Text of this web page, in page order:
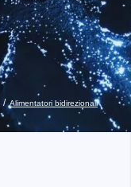
Alimentatori bidirezionali